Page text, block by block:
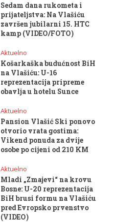
Sedam dana rukometa i
prijateljstva: Na Vlašiću
završen jubilarni 15. HTC
kamp (VIDEO/FOTO)
Aktuelno
Košarkaška budućnost BiH
na Vlašiću: U-16
reprezentacija pripreme
obavlja u hotelu Sunce
Aktuelno
Pansion Vlašić Ski ponovo
otvorio vrata gostima:
Vikend ponuda za dvije
osobe po cijeni od 210 KM
Aktuelno
Mladi „Zmajevi“ na krovu
Bosne: U-20 reprezentacija
BiH brusi formu na Vlašiću
pred Evropsko prvenstvo
(VIDEO)